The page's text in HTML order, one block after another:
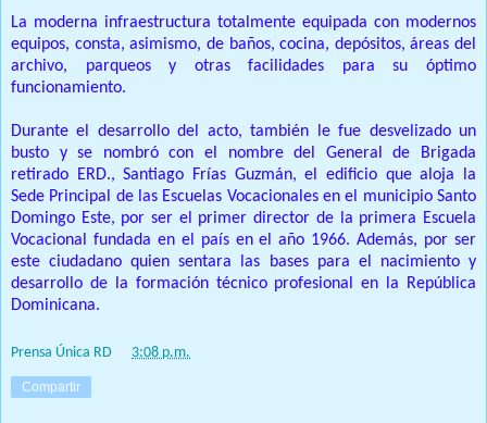
La moderna infraestructura totalmente equipada con modernos
equipos, consta, asimismo, de baños, cocina, depósitos, áreas del
archivo, parqueos y otras facilidades para su óptimo
funcionamiento.
Durante el desarrollo del acto, también le fue desvelizado un
busto y se nombró con el nombre del General de Brigada
retirado ERD., Santiago Frías Guzmán, el edificio que aloja la
Sede Principal de las Escuelas Vocacionales en el municipio Santo
Domingo Este, por ser el primer director de la primera Escuela
Vocacional fundada en el país en el año 1966. Además, por ser
este ciudadano quien sentara las bases para el nacimiento y
desarrollo de la formación técnico profesional en la República
Dominicana.
Prensa Única RD 3:08 p.m.
Compartir